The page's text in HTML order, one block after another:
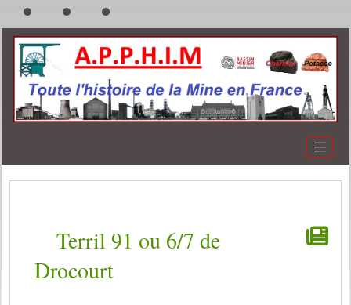
Terril 91 ou 6/7 de
Drocourt